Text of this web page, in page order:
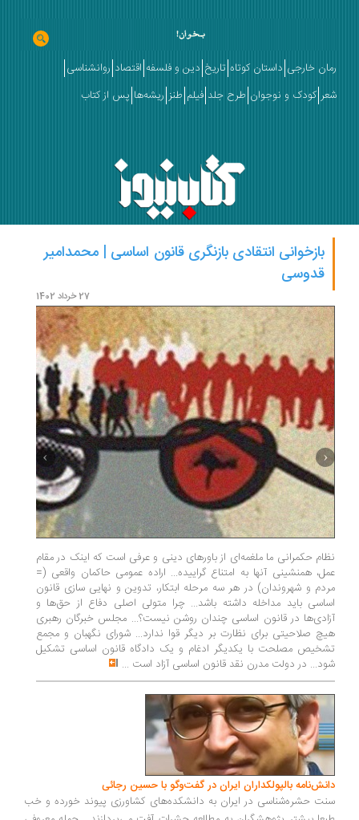
رمان خارجی داستان کوتاه تاریخ دین و فلسفه اقتصاد روانشناسی
شعر کودک و نوجوان طرح جلد فیلم طنز ریشه‌ها پس از کتاب
بازخوانی انتقادی بازنگری قانون اساسی | محمدامیر
قدوسی
27 خرداد 1402
نظام حکمرانی ما ملغمه‌ای از باورهای دینی و عرفی است که اینک در مقام
عمل، همنشینی آنها به امتناع گراییده... اراده عمومی حاکمان واقعی (=
مردم و شهروندان) در هر سه مرحله ابتکار، تدوین و نهایی سازی قانون
اساسی باید مداخله داشته باشد... چرا متولی اصلی دفاع از حق‌ها و
آزادی‌ها در قانون اساسی چندان روشن نیست؟... مجلس خبرگان رهبری
هیچ صلاحیتی برای نظارت بر دیگر قوا ندارد... شورای نگهبان و مجمع
تشخیص مصلحت با یکدیگر ادغام و یک دادگاه قانون اساسی تشکیل
شود... در دولت مدرن نقد قانون اساسی آزاد است ...
دانش‌نامه بالپولکداران ایران در گفت‌وگو با حسین رجائی
سنت حشره‌شناسی در ایران به دانشکده‌های کشاورزی پیوند خورده و خب